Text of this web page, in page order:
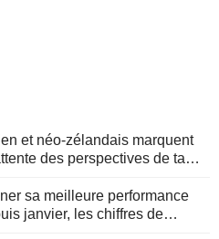
et néo-zélandais marquent
des perspectives de taux
sa meilleure performance
janvier, les chiffres de